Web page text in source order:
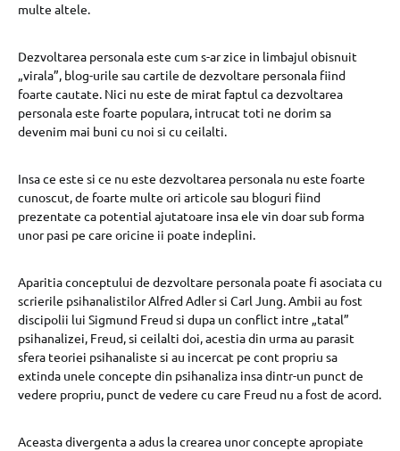
multe altele.
Dezvoltarea personala este cum s-ar zice in limbajul obisnuit
„virala”, blog-urile sau cartile de dezvoltare personala fiind
foarte cautate. Nici nu este de mirat faptul ca dezvoltarea
personala este foarte populara, intrucat toti ne dorim sa
devenim mai buni cu noi si cu ceilalti.
Insa ce este si ce nu este dezvoltarea personala nu este foarte
cunoscut, de foarte multe ori articole sau bloguri fiind
prezentate ca potential ajutatoare insa ele vin doar sub forma
unor pasi pe care oricine ii poate indeplini.
Aparitia conceptului de dezvoltare personala poate fi asociata cu
scrierile psihanalistilor Alfred Adler si Carl Jung. Ambii au fost
discipolii lui Sigmund Freud si dupa un conflict intre „tatal”
psihanalizei, Freud, si ceilalti doi, acestia din urma au parasit
sfera teoriei psihanaliste si au incercat pe cont propriu sa
extinda unele concepte din psihanaliza insa dintr-un punct de
vedere propriu, punct de vedere cu care Freud nu a fost de acord.
Aceasta divergenta a adus la crearea unor concepte apropiate